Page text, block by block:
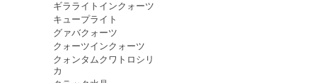
ギラライトインクォーツ
キュープライト
グァバクォーツ
クォーツインクォーツ
クォンタムクワトロシリ
カ